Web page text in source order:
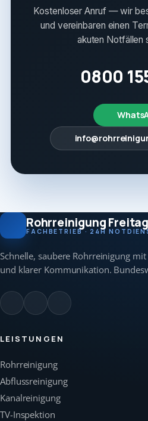
Kostenloser Anruf — wir
und vereinbaren einen
akuten Notfällen
0800
Rohrreinigung Freitag
FACHBETRIEB · 24H
Schnelle, saubere Rohrreinigung
und klarer Kommunikation.
LEISTUNGEN
Rohrreinigung
Abflussreinigung
Kanalreinigung
TV-Inspektion